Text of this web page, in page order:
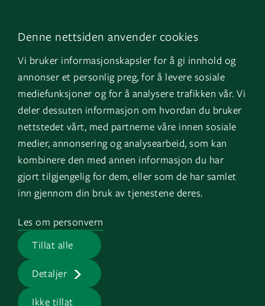
Denne nettsiden anvender cookies
Vi bruker informasjonskapsler for å gi innhold og
annonser et personlig preg, for å levere sosiale
mediefunksjoner og for å analysere trafikken vår. Vi
deler dessuten informasjon om hvordan du bruker
nettstedet vårt, med partnerne våre innen sosiale
medier, annonsering og analysearbeid, som kan
kombinere den med annen informasjon du har
gjort tilgjengelig for dem, eller som de har samlet
inn gjennom din bruk av tjenestene deres.
Tillat alle
Detaljer
Ikke tillat
Les om personvern
Facebook
Instagram
YouTube
Om oss
GK Sverige
GK Danmark
Snarveier
Fakturainformasjon
HMS
Jobb i GK
Presserom
Logg inn
Mine bygg
EOS
GK © 2026 |Personvern